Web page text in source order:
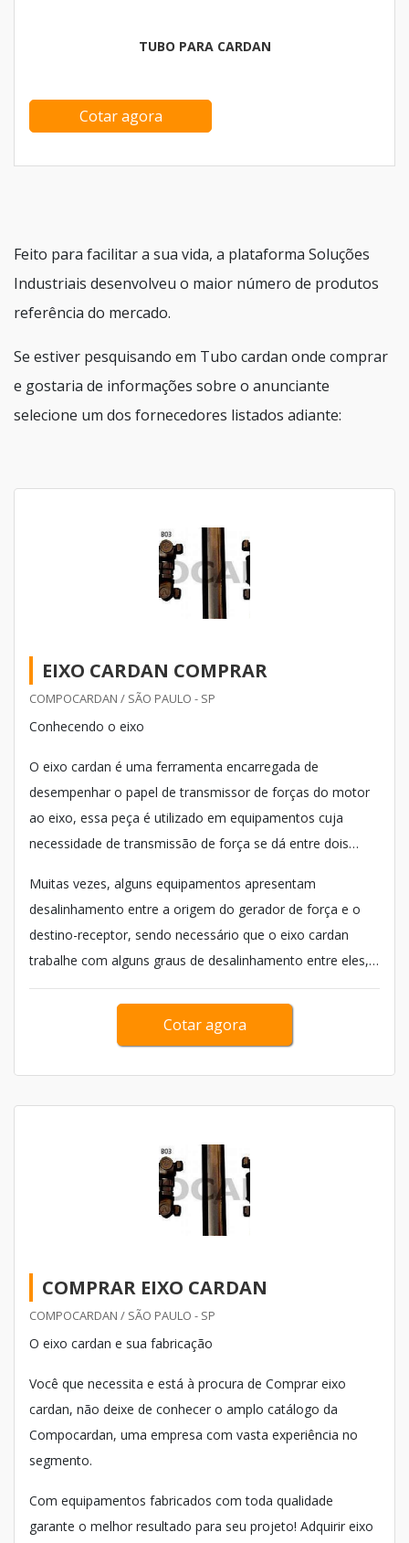
TUBO PARA CARDAN
Cotar agora
Feito para facilitar a sua vida, a plataforma Soluções
Industriais desenvolveu o maior número de produtos
referência do mercado.
Se estiver pesquisando em Tubo cardan onde comprar
e gostaria de informações sobre o anunciante
selecione um dos fornecedores listados adiante:
EIXO CARDAN COMPRAR
COMPOCARDAN / SÃO PAULO - SP
Conhecendo o eixo
O eixo cardan é uma ferramenta encarregada de
desempenhar o papel de transmissor de forças do motor
ao eixo, essa peça é utilizado em equipamentos cuja
necessidade de transmissão de força se dá entre dois
Muitas vezes, alguns equipamentos apresentam
desalinhamento entre a origem do gerador de força e o
destino-receptor, sendo necessário que o eixo cardan
trabalhe com alguns graus de desalinhamento entre eles,
sem...
Cotar agora
COMPRAR EIXO CARDAN
COMPOCARDAN / SÃO PAULO - SP
O eixo cardan e sua fabricação
Você que necessita e está à procura de Comprar eixo
cardan, não deixe de conhecer o amplo catálogo da
Compocardan, uma empresa com vasta experiência no
segmento.
Com equipamentos fabricados com toda qualidade
garante o melhor resultado para seu projeto! Adquirir eixo